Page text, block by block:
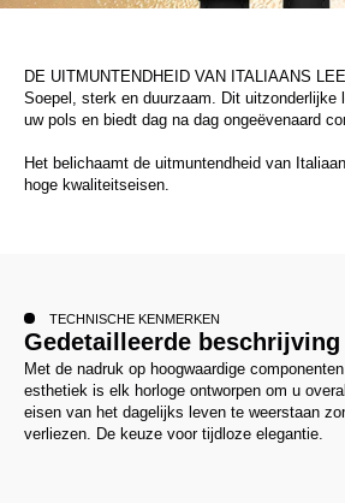
DE UITMUNTENDHEID VAN ITALIAANS
Soepel, sterk en duurzaam. Dit uitzonderlijke
uw pols en biedt dag na dag ongeëvenaard
Het belichaamt de uitmuntendheid van
hoge kwaliteitseisen.
TECHNISCHE KENMERKEN
Gedetailleerde beschrijving
Met de nadruk op hoogwaardige
esthetiek is elk horloge ontworpen om u
eisen van het dagelijks leven te weerstaan
verliezen. De keuze voor tijdloze elegantie.